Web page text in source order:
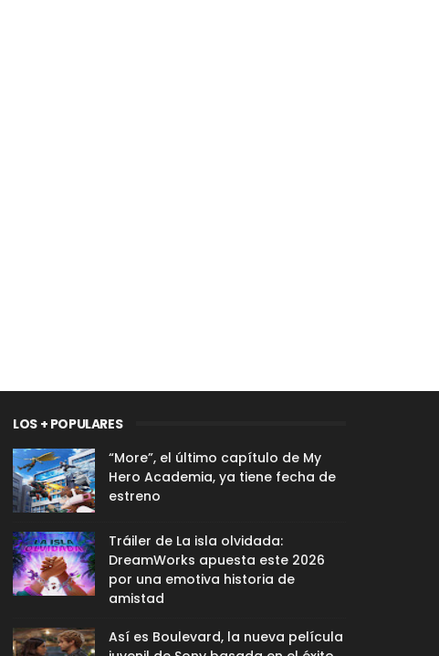
LOS + POPULARES
“More”, el último capítulo de My
Hero Academia, ya tiene fecha de
estreno
Tráiler de La isla olvidada:
DreamWorks apuesta este 2026
por una emotiva historia de
amistad
Así es Boulevard, la nueva película